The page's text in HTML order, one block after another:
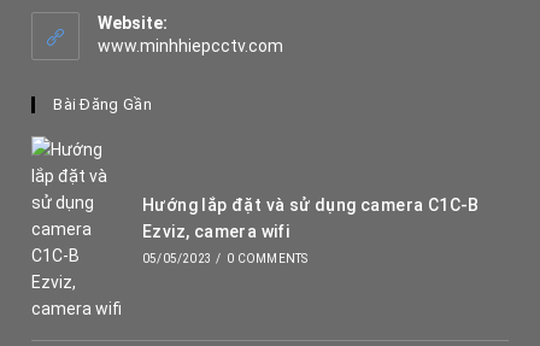
Website:
www.minhhiepcctv.com
Bài Đăng Gần
Hướng lắp đặt và sử dụng camera C1C-B
Ezviz, camera wifi
05/05/2023 / 0 COMMENTS